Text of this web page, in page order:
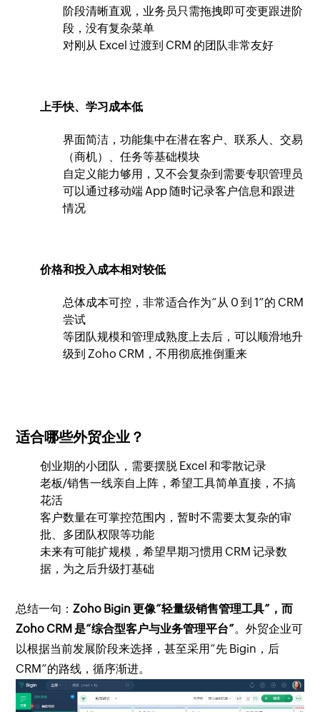
阶段清晰直观，业务员只需拖拽即可变更跟进阶
段，没有复杂菜单
对刚从 Excel 过渡到 CRM 的团队非常友好
上手快、学习成本低
界面简洁，功能集中在潜在客户、联系人、交易
（商机）、任务等基础模块
自定义能力够用，又不会复杂到需要专职管理员
可以通过移动端 App 随时记录客户信息和跟进
情况
价格和投入成本相对较低
总体成本可控，非常适合作为“从 0 到 1”的 CRM
尝试
等团队规模和管理成熟度上去后，可以顺滑地升
级到 Zoho CRM，不用彻底推倒重来
适合哪些外贸企业？
创业期的小团队，需要摆脱 Excel 和零散记录
老板/销售一线亲自上阵，希望工具简单直接，不搞
花活
客户数量在可掌控范围内，暂时不需要太复杂的审
批、多团队权限等功能
未来有可能扩规模，希望早期习惯用 CRM 记录数
据，为之后升级打基础
总结一句：Zoho Bigin 更像“轻量级销售管理工具”，而
Zoho CRM 是“综合型客户与业务管理平台”。外贸企业可
以根据当前发展阶段来选择，甚至采用“先 Bigin，后
CRM”的路线，循序渐进。